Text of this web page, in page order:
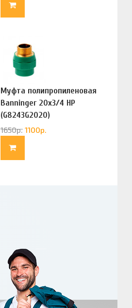
Муфта полипропиленовая
Banninger 20х3/4 НР
(G8243G2020)
1650р. 1100р.